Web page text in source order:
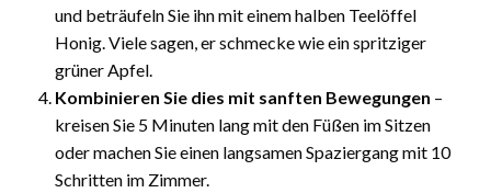
und beträufeln Sie ihn mit einem halben Teelöffel
Honig. Viele sagen, er schmecke wie ein spritziger
grüner Apfel.
Kombinieren Sie dies mit sanften Bewegungen –
kreisen Sie 5 Minuten lang mit den Füßen im Sitzen
oder machen Sie einen langsamen Spaziergang mit 10
Schritten im Zimmer.